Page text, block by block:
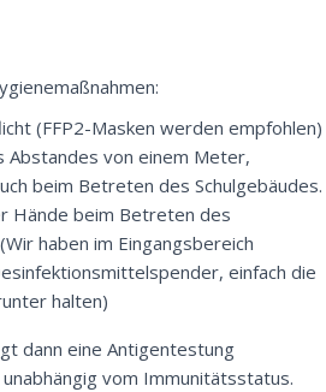
(FFP2-Masken werden empfohlen)
Abstandes von einem Meter,
beim Betreten des Schulgebäudes.
Hände beim Betreten des
haben im Eingangsbereich
einfach die
halten)
dann eine Antigentestung
vom Immunitätsstatus.